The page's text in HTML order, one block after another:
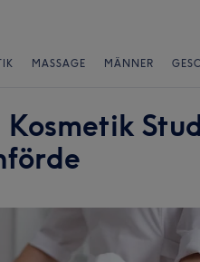
MASSAGE MÄNNER